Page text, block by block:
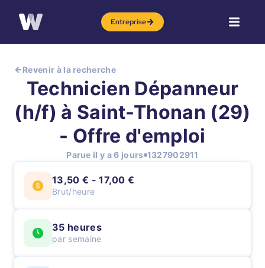
Entreprise
Revenir à la recherche
Technicien Dépanneur
(h/f) à Saint-Thonan (29)
- Offre d'emploi
Parue il y a 6 jours 1327902911
13,50 € - 17,00 €
Brut/heure
35 heures
par semaine